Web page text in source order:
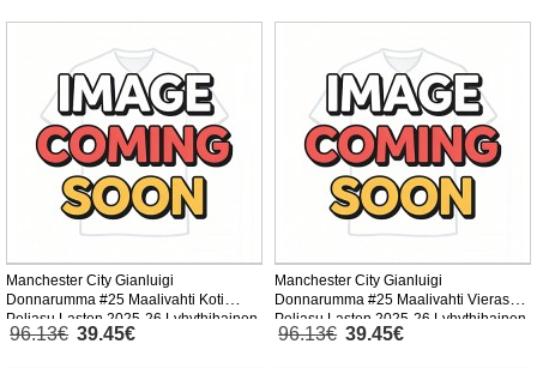
Manchester City Gianluigi
Donnarumma #25 Maalivahti Koti
Peliasu Lasten 2025-26 Lyhythihainen
(+ Lyhyet housut)
96.13€ 39.45€
Manchester City Gianluigi
Donnarumma #25 Maalivahti Vieras
Peliasu Lasten 2025-26 Lyhythihainen
(+ Lyhyet housut)
96.13€ 39.45€